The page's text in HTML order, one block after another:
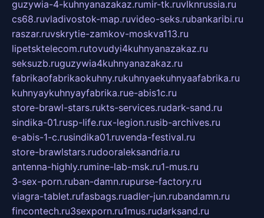
guzywia-4-kuhnyanazakaz.rumir-tk.ruvlknrussia.ru
cs68.ruvladivostok-map.ruvideo-seks.rubankaribi.ru
raszar.ruvskrytie-zamkov-moskva113.ru
lipetsktelecom.rutovudyi4kuhnyanazakaz.ru
seksuzb.ruguzywia4kuhnyanazakaz.ru
fabrikaofabrikaokuhny.rukuhnyaekuhnyaafabrika.ru
kuhnyaykuhnyayfabrika.rue-abis1c.ru
store-brawl-stars.rukts-services.rudark-sand.ru
sindika-01.rusp-life.rux-legion.rusib-archives.ru
e-abis-1-c.rusindika01.ruvenda-festival.ru
store-brawlstars.rudooraleksandria.ru
antenna-highly.rumine-lab-msk.ru1-mus.ru
3-sex-porn.ruban-damn.rupurse-factory.ru
viagra-tablet.rufasbags.ruadler-jun.rubandamn.ru
fincontech.ru3sexporn.ru1mus.rudarksand.ru